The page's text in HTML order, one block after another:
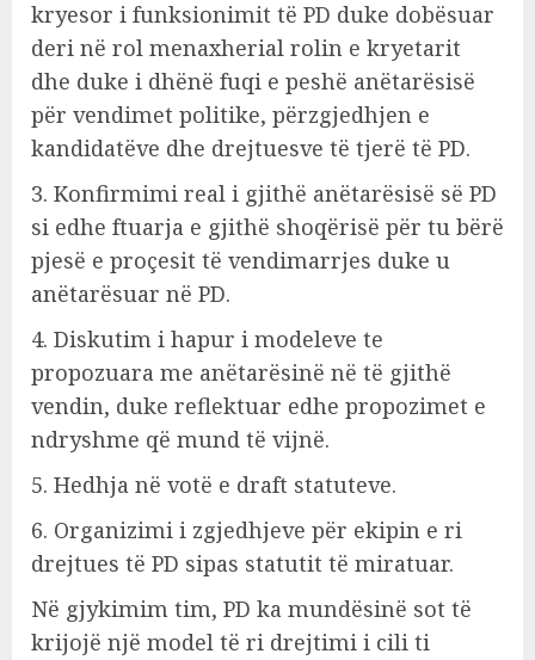
kryesor i funksionimit të PD duke dobësuar
deri në rol menaxherial rolin e kryetarit
dhe duke i dhënë fuqi e peshë anëtarësisë
për vendimet politike, përzgjedhjen e
kandidatëve dhe drejtuesve të tjerë të PD.
3. Konfirmimi real i gjithë anëtarësisë së PD
si edhe ftuarja e gjithë shoqërisë për tu bërë
pjesë e proçesit të vendimarrjes duke u
anëtarësuar në PD.
4. Diskutim i hapur i modeleve te
propozuara me anëtarësinë në të gjithë
vendin, duke reflektuar edhe propozimet e
ndryshme që mund të vijnë.
5. Hedhja në votë e draft statuteve.
6. Organizimi i zgjedhjeve për ekipin e ri
drejtues të PD sipas statutit të miratuar.
Në gjykimim tim, PD ka mundësinë sot të
krijojë një model të ri drejtimi i cili ti